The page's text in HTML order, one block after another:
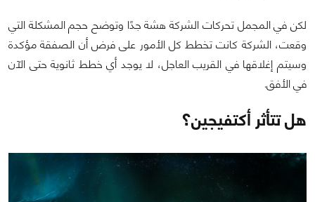
لكن في المجمل تحركات الشركة هشة جدًا وتوضح حجم المشكلة التي
وقعت، الشركة كانت تخطط كل الأمور على فرض أن الصفقة مؤكدة
وسيتم إغلاقها في القريب العاجل، لا يوجد أي خطط ثانوية حتى الآن
في الأفق.
هل تتأثر أكتفيجين؟